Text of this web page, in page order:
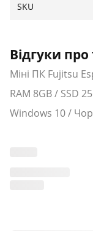
SKU
Відгуки
Міні ПК Fujitsu
RAM 8GB / SSD
Windows 10 /